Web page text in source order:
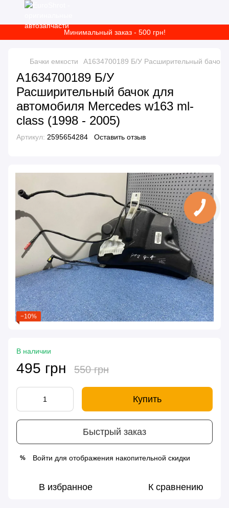
Минимальный заказ - 500 грн!
Бачки емкости A1634700189 Б/У Расширительный бачок
A1634700189 Б/У
Расширительный бачок для
автомобиля Mercedes w163 ml-
сlass (1998 - 2005)
Артикул: 2595654284 Оставить отзыв
−10%
В наличии
495 грн 550 грн
Купить
Быстрый заказ
% Войти для отображения накопительной скидки
В избранное К сравнению